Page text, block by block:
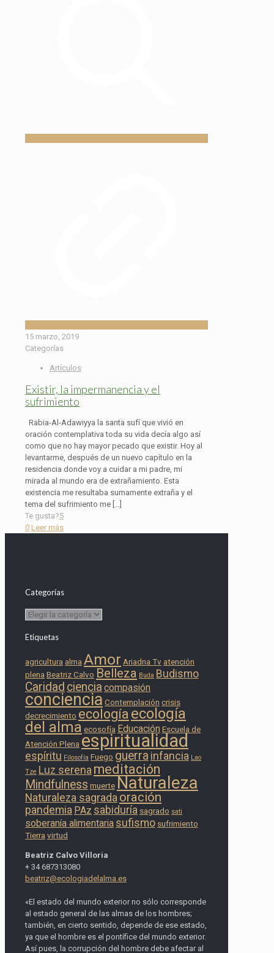
15 marzo, 2019
Categorías
Artículos
Existir, la impermanencia y el
sufrimiento
Rabia-Al-Adawiyya la santa sufí que vivió en
oración contemplativa toda su vida decía algo así
como que no hay mayor pecado que existir. Hoy al
levantarme, después de un nuevo capítulo en la
residencia donde voy a cuidar a mi padre, mi
mirada al mundo era de extrañamiento. Esta
existencia me resultaba sumamente extraña y el
tema del sufrimiento me
Te gusta?5
0 Leer más
Categorías
Categorías
Etiquetas
agricultura alma Amor Ariadna Tv atención
plena Beatriz Calvo Belleza Buda Budismo
Caridad ciencia compasión
conciencia Contemplación crisis
decrecimiento ecología ecología
del alma ecosofía Educación Escuela de
Atención Plena espiritualidad
espíritu Filosofía Fuego guerra infancia Lao
Tze Luz serena meditación
Mindfulness muerte Naturaleza
Naturaleza sagrada oración
pandemia PAz sabiduría sagrado sati
soberanía alimentaria sufismo sufrimiento
Tierra virtud
Beatriz Calvo Villoria
+ 34 687313080
beatriz@ecologiadelalma.es
«El estado del mundo exterior no sólo corresponde
al estado general de las almas de los hombres;
también, en cierto sentido, depende de ese estado,
ya que el hombre es el pontífice del mundo exterior.
Así pues, la corrupción del hombre debe afectar al